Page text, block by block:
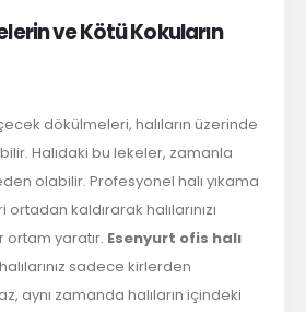
ve Kötü Kokuların
dökülmeleri, halıların üzerinde
Halıdaki bu lekeler, zamanla
olabilir. Profesyonel halı yıkama
kaldırarak halılarınızı
yaratır. Esenyurt ofis halı
sadece kirlerden
aynı zamanda halıların içindeki